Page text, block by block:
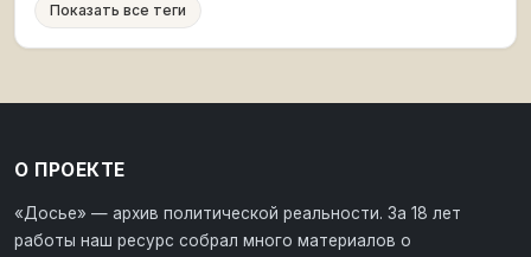
Показать все теги
О ПРОЕКТЕ
«Досье» — архив политической реальности. За 18 лет
работы наш ресурс собрал много материалов о